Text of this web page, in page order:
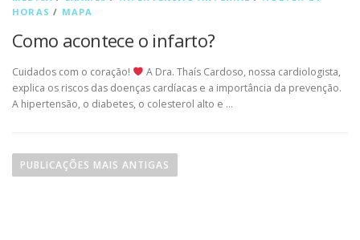
HORAS / MAPA
Como acontece o infarto?
Cuidados com o coração!
A Dra. Thaís Cardoso, nossa cardiologista,
explica os riscos das doenças cardíacas e a importância da prevenção.
A hipertensão, o diabetes, o colesterol alto e …
aPUBLICAÇÕES MAIS ANTIGAS